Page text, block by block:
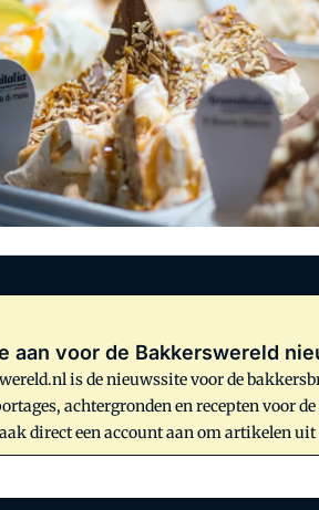
aan voor de Bakkerswereld
is de nieuwssite voor de
achtergronden en recepten voor
direct een account aan om artikelen